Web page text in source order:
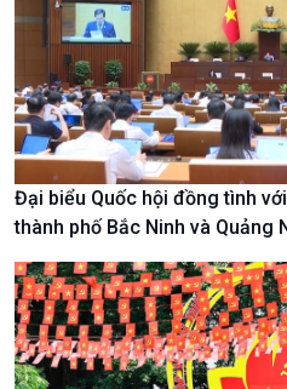
Đại biểu Quốc hội đồng tình
thành phố Bắc Ninh và Quảng